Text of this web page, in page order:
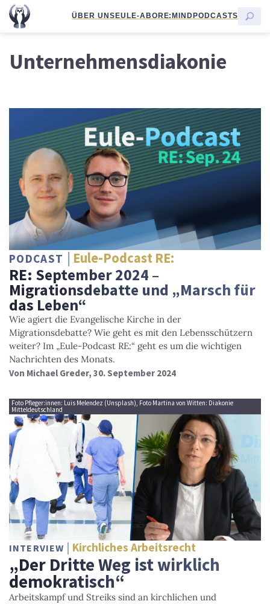
ÜBER UNSEULE-ABORE:MINDPODCASTS
Unternehmensdiakonie
PODCAST Eule-Podcast RE:
RE: September 2024 –
Migrationsdebatte und „Marsch für
das Leben“
Wie agiert die Evangelische Kirche in der
Migrationsdebatte? Wie geht es mit den Lebensschützern
weiter? Im „Eule-Podcast RE:“ geht es um die wichtigen
Nachrichten des Monats.
Von Michael Greder, 30. September 2024
Foto Pfleger:innen: Luis Melendez (Unsplash), Foto Martina von Witten: Diakonie
Mitteldeutschland
INTERVIEW Kirchliches Arbeitsrecht
„Der Dritte Weg ist wirklich
demokratisch“
Arbeitskampf und Streiks sind an kirchlichen und